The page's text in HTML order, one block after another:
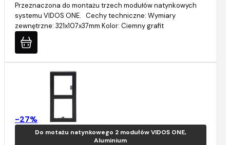
Przeznaczona do montażu trzech modułów natynkowych
systemu VIDOS ONE. Cechy techniczne: Wymiary
zewnętrzne: 321x107x37mm Kolor: Ciemny grafit
-27%
Do motażu natynkowego 2 modułów VIDOS ONE,
Aluminium